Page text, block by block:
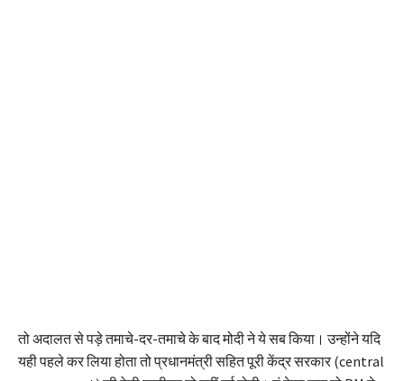
तो अदालत से पड़े तमाचे-दर-तमाचे के बाद मोदी ने ये सब किया। उन्होंने यदि
यही पहले कर लिया होता तो प्रधानमंत्री सहित पूरी केंद्र सरकार (central